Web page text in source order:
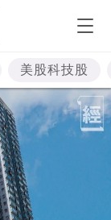
美股科技股